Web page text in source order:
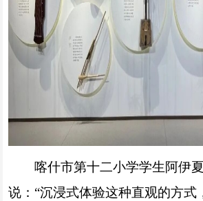
喀什市第十二小学学生阿伊
说：“沉浸式体验这种直观的方式